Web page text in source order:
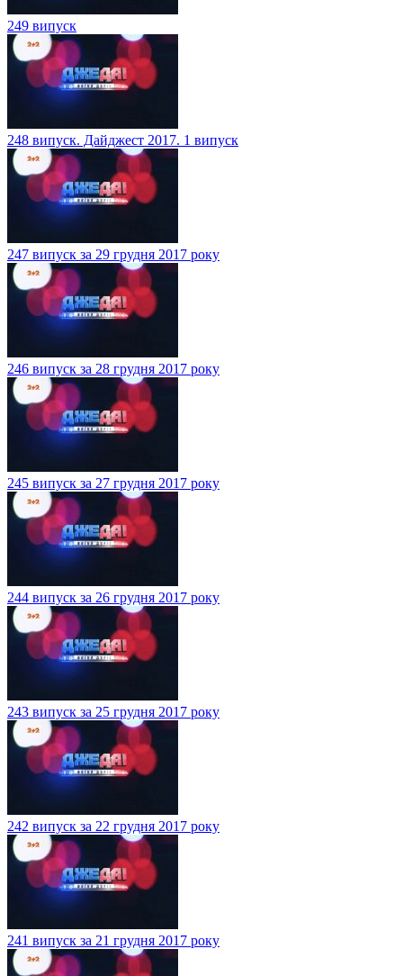
249 випуск
248 випуск. Дайджест 2017. 1 випуск
247 випуск за 29 грудня 2017 року
246 випуск за 28 грудня 2017 року
245 випуск за 27 грудня 2017 року
244 випуск за 26 грудня 2017 року
243 випуск за 25 грудня 2017 року
242 випуск за 22 грудня 2017 року
241 випуск за 21 грудня 2017 року